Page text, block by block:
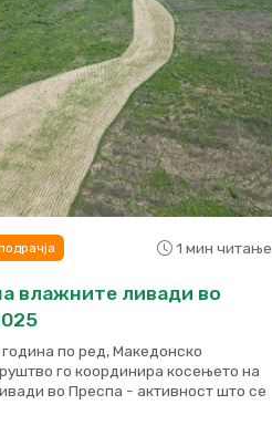
1 мин читање
влажните ливади во
по ред, Македонско
го координира косењето на
во Преспа - активност што се